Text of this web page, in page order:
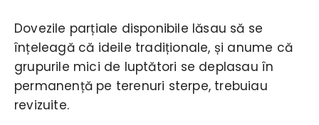
Dovezile parțiale disponibile lăsau să se
înțeleagă că ideile tradiționale, și anume că
grupurile mici de luptători se deplasau în
permanență pe terenuri sterpe, trebuiau
revizuite.